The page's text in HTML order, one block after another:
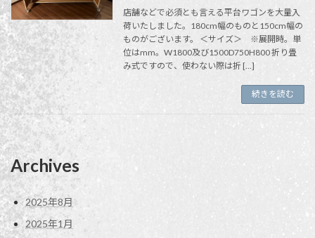
店舗などで必須とも言える平台ワゴンを大量入
荷いたしました。180cm幅のものと150cm幅の
ものがございます。 ＜サイズ＞ ※展開時。単
位はmm。W1800及び1500D750H800 折り畳
み式ですので、使わない際は折 […]
続きを読む
Archives
2025年8月
2025年1月